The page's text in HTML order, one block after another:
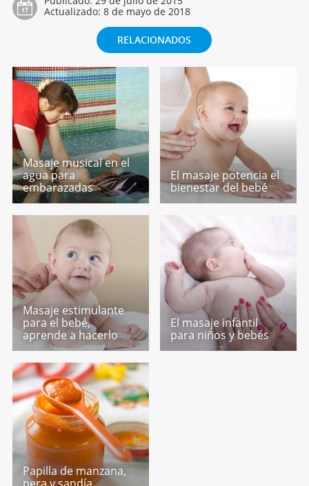
Actualizado: 8 de mayo de 2018
RELACIONADOS
Masaje musical en el
agua para
embarazadas
El masaje potencia el
bienestar del bebé
Masaje estimulante
para el bebé,
aprende a hacerlo
El masaje infantil
para niños y bebés
Papilla de manzana,